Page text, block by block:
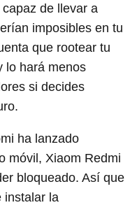
de llevar a
imposibles en tu
que rootear tu
lo hará menos
si decides
ha lanzado
móvil, Xiaom Redmi
bloqueado. Así que
instalar la